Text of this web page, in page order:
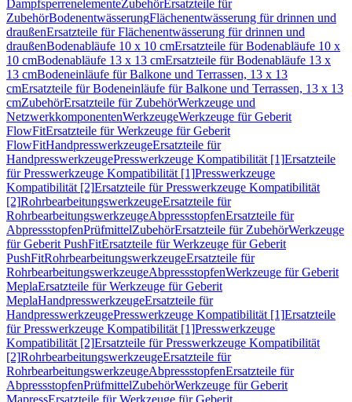
DampfsperrenelementeZubehörErsatzteile für
ZubehörBodenentwässerungFlächenentwässerung für drinnen und
draußenErsatzteile für Flächenentwässerung für drinnen und
draußenBodenabläufe 10 x 10 cmErsatzteile für Bodenabläufe 10 x
10 cmBodenabläufe 13 x 13 cmErsatzteile für Bodenabläufe 13 x
13 cmBodeneinläufe für Balkone und Terrassen, 13 x 13
cmErsatzteile für Bodeneinläufe für Balkone und Terrassen, 13 x 13
cmZubehörErsatzteile für ZubehörWerkzeuge und
NetzwerkkomponentenWerkzeugeWerkzeuge für Geberit
FlowFitErsatzteile für Werkzeuge für Geberit
FlowFitHandpresswerkzeugeErsatzteile für
HandpresswerkzeugePresswerkzeuge Kompatibilität [1]Ersatzteile
für Presswerkzeuge Kompatibilität [1]Presswerkzeuge
Kompatibilität [2]Ersatzteile für Presswerkzeuge Kompatibilität
[2]RohrbearbeitungswerkzeugeErsatzteile für
RohrbearbeitungswerkzeugeAbpressstopfenErsatzteile für
AbpressstopfenPrüfmittelZubehörErsatzteile für ZubehörWerkzeuge
für Geberit PushFitErsatzteile für Werkzeuge für Geberit
PushFitRohrbearbeitungswerkzeugeErsatzteile für
RohrbearbeitungswerkzeugeAbpressstopfenWerkzeuge für Geberit
MeplaErsatzteile für Werkzeuge für Geberit
MeplaHandpresswerkzeugeErsatzteile für
HandpresswerkzeugePresswerkzeuge Kompatibilität [1]Ersatzteile
für Presswerkzeuge Kompatibilität [1]Presswerkzeuge
Kompatibilität [2]Ersatzteile für Presswerkzeuge Kompatibilität
[2]RohrbearbeitungswerkzeugeErsatzteile für
RohrbearbeitungswerkzeugeAbpressstopfenErsatzteile für
AbpressstopfenPrüfmittelZubehörWerkzeuge für Geberit
MapressErsatzteile für Werkzeuge für Geberit